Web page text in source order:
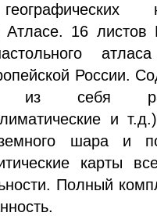
16 листов
России.
из себя
и
шара и
карты
Полный